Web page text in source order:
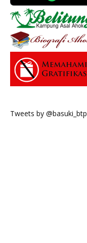
Tweets by @basuki_btp